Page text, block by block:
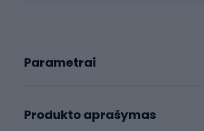
Parametrai
Produkto aprašymas